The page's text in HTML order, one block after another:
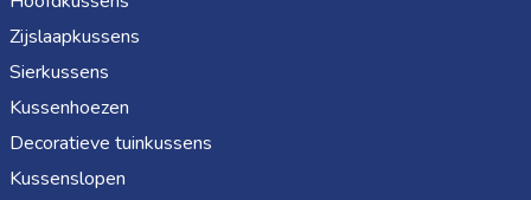
Zijslaapkussens
Sierkussens
Kussenhoezen
Decoratieve tuinkussens
Kussenslopen